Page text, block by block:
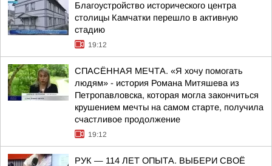
Благоустройство исторического центра
столицы Камчатки перешло в активную
стадию
19:12
СПАСЁННАЯ МЕЧТА. «Я хочу помогать
людям» - история Романа Митяшева из
Петропавловска, которая могла закончиться
крушением мечты на самом старте, получила
счастливое продолжение
19:12
РУК — 114 ЛЕТ ОПЫТА. ВЫБЕРИ СВОЁ